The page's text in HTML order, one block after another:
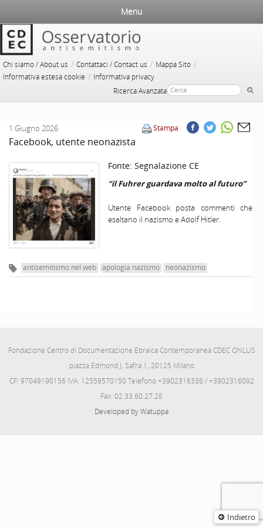
Chi siamo / About us / Contattaci / Contact us / Mappa Sito /
Informativa estesa cookie / Informativa privacy
Ricerca Avanzata
Menu
Indietro
Stampa
1 Giugno 2026
Facebook, utente neonazista
Fonte: Segnalazione CE
“il Fuhrer guardava molto al futuro”
Utente Facebook posta commenti che
esaltano il nazismo e Adolf Hitler.
antisemitismo nel web apologia nazismo neonazismo
Fondazione Centro di Documentazione Ebraica Contemporanea CDEC ONLUS
piazza Edmond J. Safra 1, 20125 Milano
CF: 97049190156 IVA: 12559570150 Telefono +3902316338 / +3902316092
Fax: 02.33.60.27.28
Developed by Watuppa